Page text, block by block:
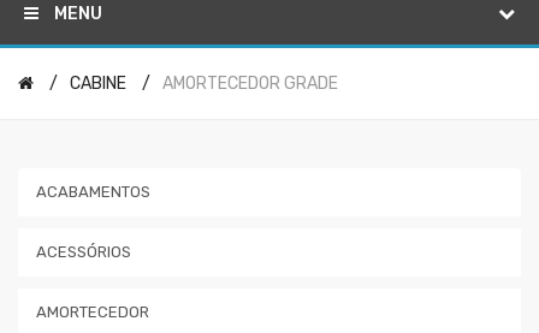
MENU
CABINE AMORTECEDOR GRADE
ACABAMENTOS
ACESSÓRIOS
AMORTECEDOR